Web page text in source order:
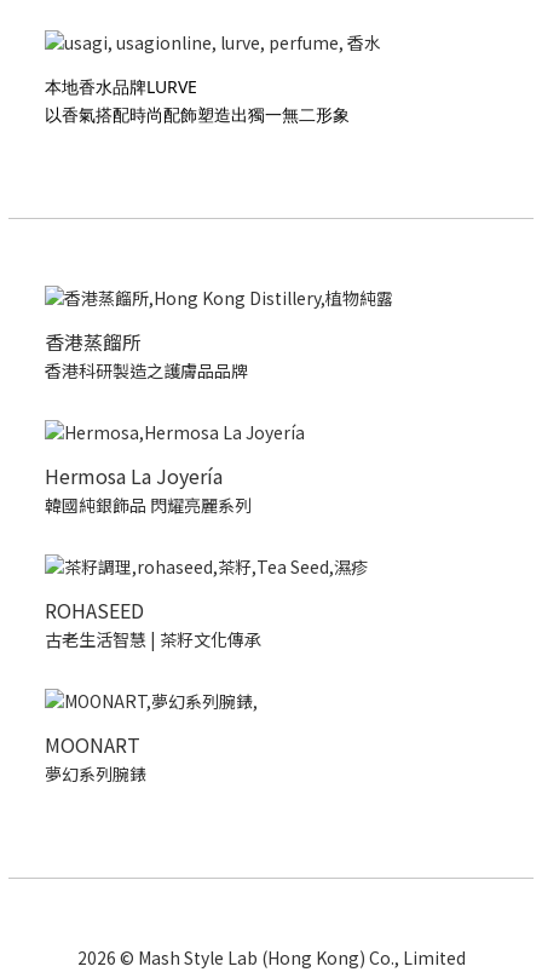
本地香水品牌LURVE
以香氣搭配時尚配飾塑造出獨一無二形象
香港蒸餾所
香港科研製造之護膚品品牌
Hermosa La Joyería
韓國純銀飾品 閃耀亮麗系列
ROHASEED
古老生活智慧 | 茶籽文化傳承
MOONART
夢幻系列腕錶
2026 © Mash Style Lab (Hong Kong) Co., Limited